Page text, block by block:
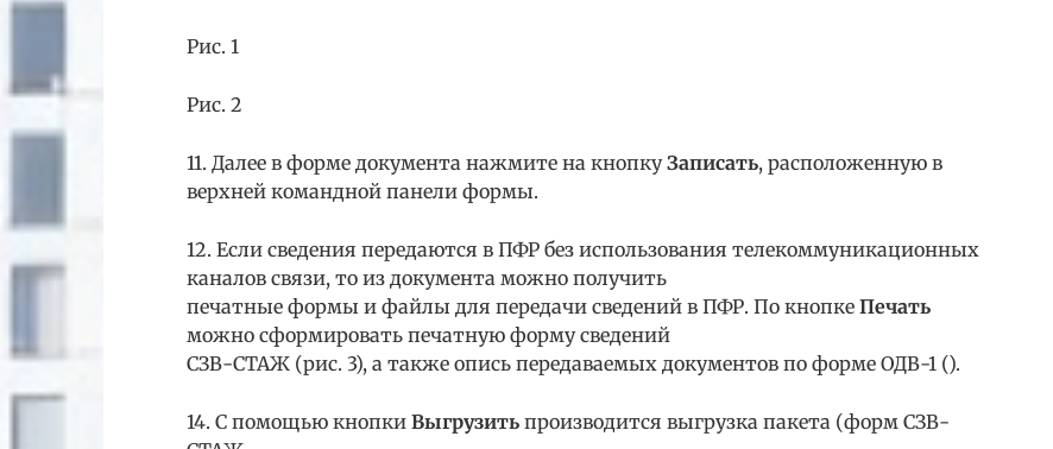
Рис. 1
Рис. 2
11. Далее в форме документа нажмите на кнопкуЗаписать, расположенную в
верхней командной панели формы.
12. Если сведения передаются в ПФР без использования телекоммуникационных
каналов связи, то из документа можно получить
печатные формы и файлы для передачи сведений в ПФР. По кнопке Печать
можно сформировать печатную форму сведений
СЗВ-СТАЖ (рис. 3), а также опись передаваемых документов по форме ОДВ-1 ().
14. С помощью кнопки Выгрузить производится выгрузка пакета (форм СЗВ-